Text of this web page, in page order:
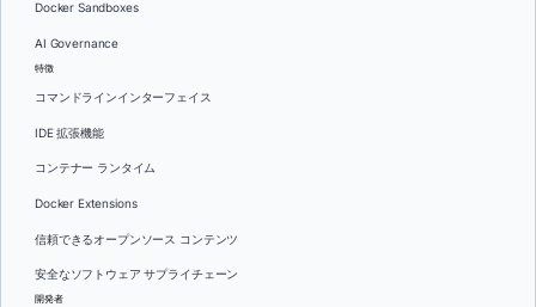
Docker Sandboxes
AI Governance
特徴
コマンドラインインターフェイス
IDE 拡張機能
コンテナー ランタイム
Docker Extensions
信頼できるオープンソース コンテンツ
安全なソフトウェア サプライチェーン
開発者